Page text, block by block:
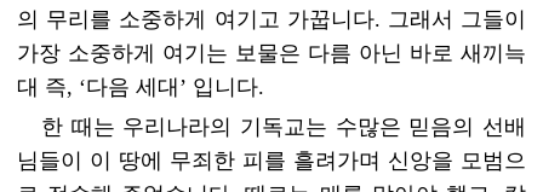
의 무리를 소중하게 여기고 가꿉니다. 그래서 그들이
가장 소중하게 여기는 보물은 다름 아닌 바로 새끼늑
대 즉, ‘다음 세대’ 입니 다.
한 때는 우리나라의 기독교는 수많은 믿음의 선배
님들이 이 땅에 무죄한 피를 흘려가며 신앙을 모범으